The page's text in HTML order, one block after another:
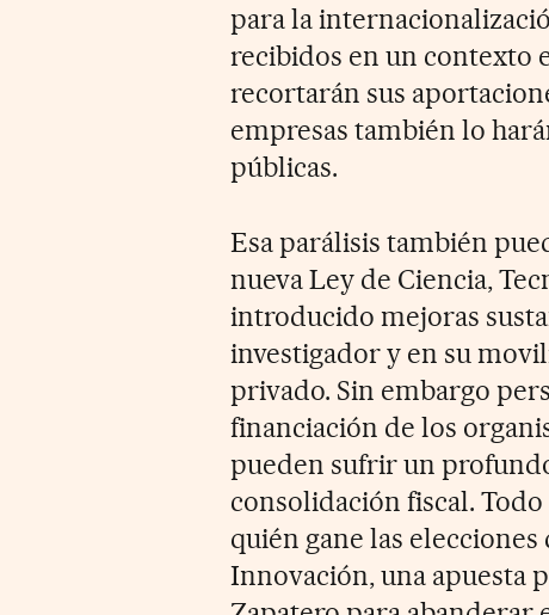
para la
recibidos en un contexto
recortarán sus
empresas también lo
públicas.
Esa parálisis también
nueva Ley de Ciencia,
introducido mejoras
investigador y en su
privado. Sin embargo
financiación de los
pueden sufrir un
consolidación fiscal.
quién gane las
Innovación, una apuesta